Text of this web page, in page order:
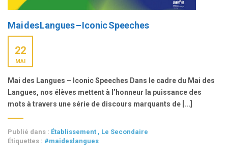
Mai des Langues – Iconic Speeches
22
MAI
Mai des Langues – Iconic Speeches Dans le cadre du Mai des
Langues, nos élèves mettent à l’honneur la puissance des
mots à travers une série de discours marquants de [...]
Publié dans : Établissement , Le Secondaire
Étiquettes : #maideslangues